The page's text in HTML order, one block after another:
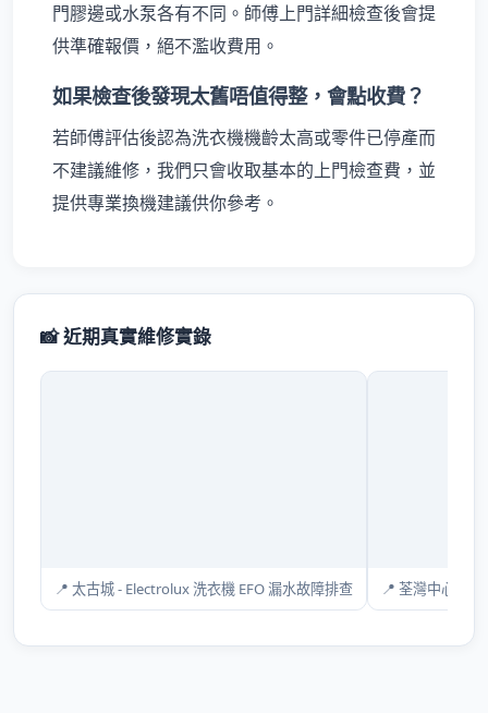
門膠邊或水泵各有不同。師傅上門詳細檢查後會提
供準確報價，絕不濫收費用。
如果檢查後發現太舊唔值得整，會點收費？
若師傅評估後認為洗衣機機齡太高或零件已停產而
不建議維修，我們只會收取基本的上門檢查費，並
提供專業換機建議供你參考。
📸 近期真實維修實錄
📍 太古城 - Electrolux 洗衣機 EFO 漏水故障排查